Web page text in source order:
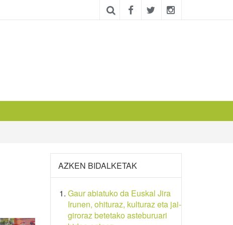
AZKEN BIDALKETAK
Gaur abiatuko da Euskal Jira
Irunen, ohituraz, kulturaz eta jai-
giroraz betetako asteburuari